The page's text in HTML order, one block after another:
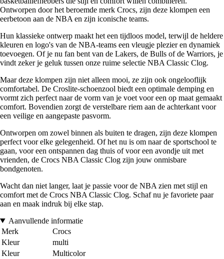
Ontworpen door het beroemde merk Crocs, zijn deze klompen een
eerbetoon aan de NBA en zijn iconische teams.
Hun klassieke ontwerp maakt het een tijdloos model, terwijl de heldere
kleuren en logo's van de NBA-teams een vleugje plezier en dynamiek
toevoegen. Of je nu fan bent van de Lakers, de Bulls of de Warriors, je
vindt zeker je geluk tussen onze ruime selectie NBA Classic Clog.
Maar deze klompen zijn niet alleen mooi, ze zijn ook ongelooflijk
comfortabel. De Croslite-schoenzool biedt een optimale demping en
vormt zich perfect naar de vorm van je voet voor een op maat gemaakt
comfort. Bovendien zorgt de verstelbare riem aan de achterkant voor
een veilige en aangepaste pasvorm.
Ontworpen om zowel binnen als buiten te dragen, zijn deze klompen
perfect voor elke gelegenheid. Of het nu is om naar de sportschool te
gaan, voor een ontspannen dag thuis of voor een avondje uit met
vrienden, de Crocs NBA Classic Clog zijn jouw onmisbare
bondgenoten.
Wacht dan niet langer, laat je passie voor de NBA zien met stijl en
comfort met de Crocs NBA Classic Clog. Schaf nu je favoriete paar
aan en maak indruk bij elke stap.
Aanvullende informatie
Merk
Crocs
Kleur
multi
Kleur
Multicolor